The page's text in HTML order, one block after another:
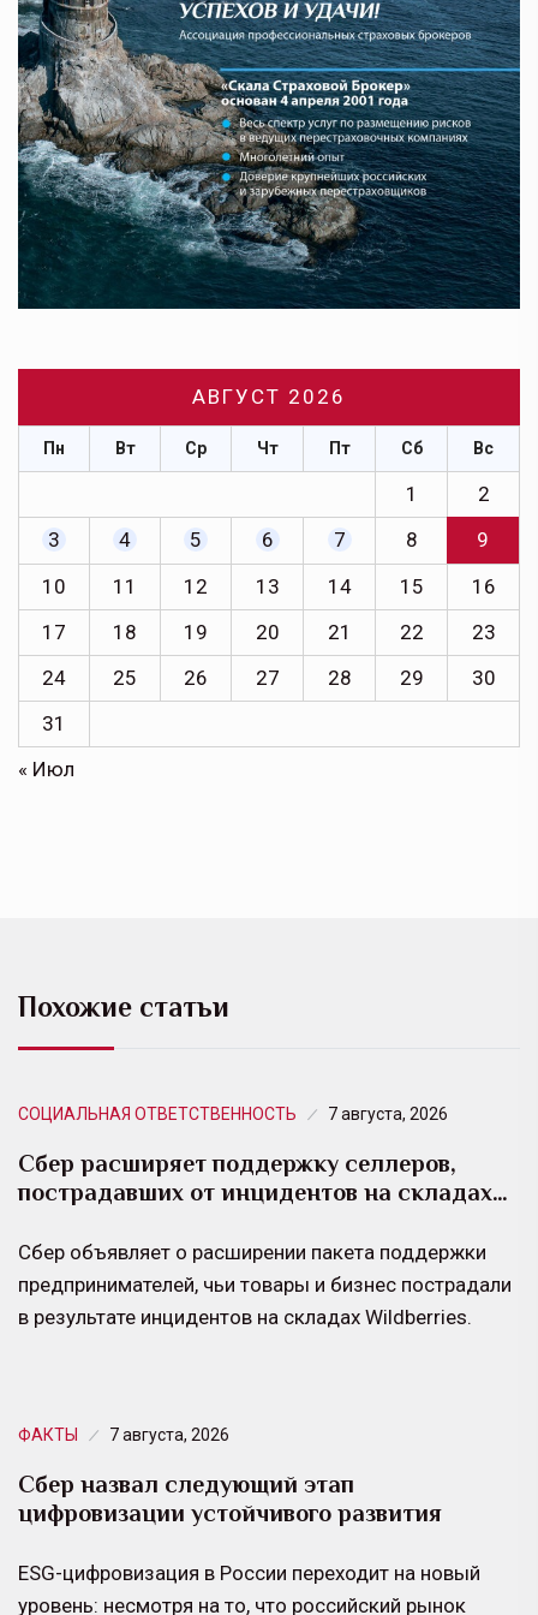
АВГУСТ 2026
Пн Вт Ср Чт Пт Сб Вс
1
2
3
4 5 6 7 8
9
10
11 12 13 14 15
16
17
18 19 20 21 22
23
24
25 26 27 28 29
30
31
« Июл
Похожие статьи
СОЦИАЛЬНАЯ ОТВЕТСТВЕННОСТЬ 7 августа, 2026
Сбер расширяет поддержку селлеров,
пострадавших от инцидентов на складах…
Сбер объявляет о расширении пакета поддержки
предпринимателей, чьи товары и бизнес пострадали
в результате инцидентов на складах Wildberries.
ФАКТЫ 7 августа, 2026
Сбер назвал следующий этап
цифровизации устойчивого развития
ESG-цифровизация в России переходит на новый
уровень: несмотря на то, что российский рынок